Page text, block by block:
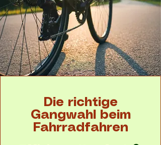
Die richtige
Gangwahl beim
Fahrradfahren